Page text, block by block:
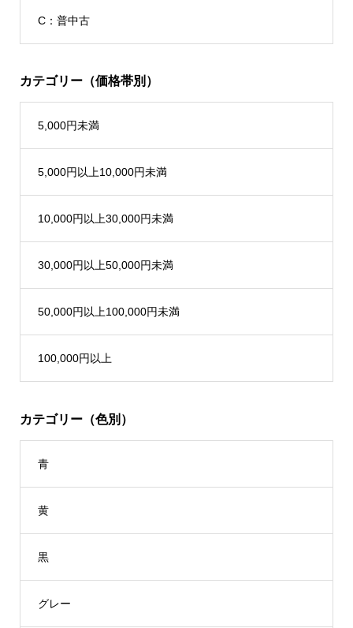
C：普中古
カテゴリー（価格帯別）
5,000円未満
5,000円以上10,000円未満
10,000円以上30,000円未満
30,000円以上50,000円未満
50,000円以上100,000円未満
100,000円以上
カテゴリー（色別）
青
黄
黒
グレー